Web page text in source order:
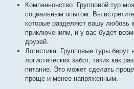
Компаньонство: Групповой тур
социальным опытом. Вы
которые разделяют вашу любовь
приключениям, и у вас будет
друзей.
Логистика: Групповые туры
логистических забот, таких как
питание. Это может сделать
проще и менее напряженным.